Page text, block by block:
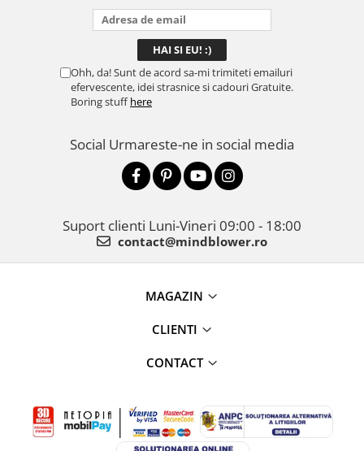
Ohh, da! Sunt de acord sa-mi trimiteti emailuri
efervescente, idei strasnice si cadouri Gratuite.
Boring stuffhere
Social Urmareste-ne in social media
Suport clienti Luni-Vineri 09:00 - 18:00
contact@mindblower.ro
MAGAZIN
CLIENTI
CONTACT